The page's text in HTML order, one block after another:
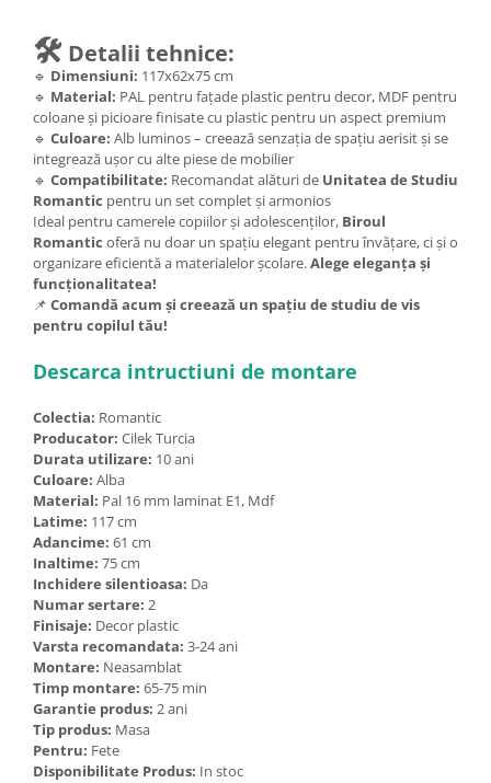
🛠 Detalii tehnice:
🔹 Dimensiuni: 117x62x75 cm
🔹 Material: PAL pentru fațade plastic pentru decor, MDF pentru
coloane și picioare finisate cu plastic pentru un aspect premium
🔹 Culoare: Alb luminos – creează senzația de spațiu aerisit și se
integrează ușor cu alte piese de mobilier
🔹 Compatibilitate: Recomandat alături de Unitatea de Studiu
Romantic pentru un set complet și armonios
Ideal pentru camerele copiilor și adolescenților, Biroul
Romantic oferă nu doar un spațiu elegant pentru învățare, ci și o
organizare eficientă a materialelor școlare.Alege eleganța și
funcționalitatea!
📌 Comandă acum și creează un spațiu de studiu de vis
pentru copilul tău!
Descarca intructiuni de montare
Colectia: Romantic
Producator: Cilek Turcia
Durata utilizare: 10 ani
Culoare: Alba
Material: Pal 16 mm laminat E1, Mdf
Latime: 117 cm
Adancime: 61 cm
Inaltime: 75 cm
Inchidere silentioasa: Da
Numar sertare: 2
Finisaje: Decor plastic
Varsta recomandata: 3-24 ani
Montare: Neasamblat
Timp montare: 65-75 min
Garantie produs: 2 ani
Tip produs: Masa
Pentru: Fete
Disponibilitate Produs: In stoc